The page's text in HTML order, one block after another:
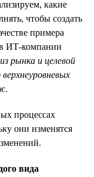
какие
чтобы создать
примера
ИТ-компании
рынка и целевой
.
процессах
они изменятся
вида